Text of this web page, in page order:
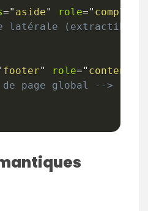
=" aside" role="
latérale (extractible
footer" role="
page global -->